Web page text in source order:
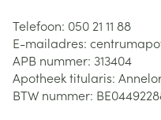
Telefoon: 050 21 11 88
E-mailadres:
APB nummer: 313404
Apotheek titularis:
BTW nummer: